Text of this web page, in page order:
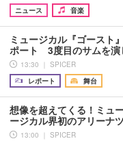
ニュース
音楽
ミュージカル『ゴースト
ポート 3度目のサムを
13:30 ｜ SPICER
レポート
舞台
想像を超えてくる！ミュ
ージカル界初のアリーナ
13:00 ｜ SPICER